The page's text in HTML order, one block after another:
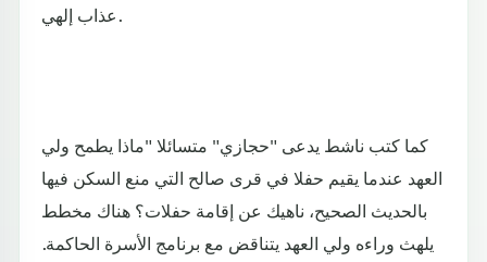
عذاب إلهي.
كما كتب ناشط يدعى "حجازي" متسائلا "ماذا يطمح ولي
العهد عندما يقيم حفلا في قرى صالح التي منع السكن فيها
بالحديث الصحيح، ناهيك عن إقامة حفلات؟ هناك مخطط
يلهث وراءه ولي العهد يتناقض مع برنامج الأسرة الحاكمة.